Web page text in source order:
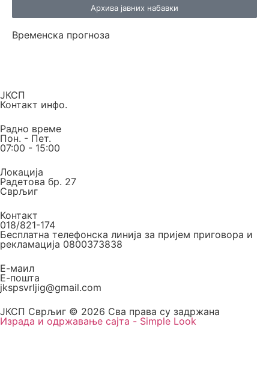
Архива јавних набавки
Временска прогноза
ЈКСП
Контакт инфо.
Радно време
Пон. - Пет.
07:00 - 15:00
Локација
Радетова бр. 27
Сврљиг
Контакт
018/821-174
Бесплатна телефонска линија за пријем приговора и
рекламација 0800373838
Е-маил
Е-пошта
jkspsvrljig@gmail.com
ЈКСП Сврљиг © 2026 Сва права су задржана
Израда и одржавање сајта - Simple Look